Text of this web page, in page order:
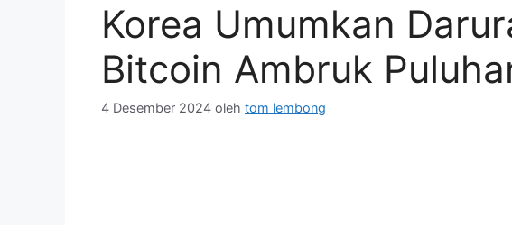
Korea Umumkan
Bitcoin Ambruk
4 Desember 2024 oleh tom lembong